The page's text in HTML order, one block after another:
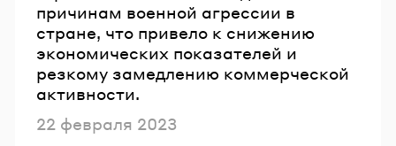
причинам военной агрессии в
стране, что привело к снижению
экономических показателей и
резкому замедлению коммерческой
активности.
Опубликовано
22 февраля 2023